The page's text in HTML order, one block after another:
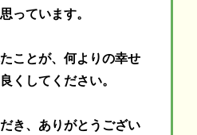
っています。
ことが、何よりの幸せ
くしてください。
き、ありがとうござい